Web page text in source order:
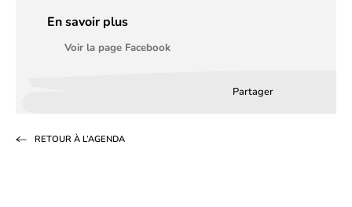
En savoir plus
Voir la page Facebook
Partager
RETOUR À L’AGENDA